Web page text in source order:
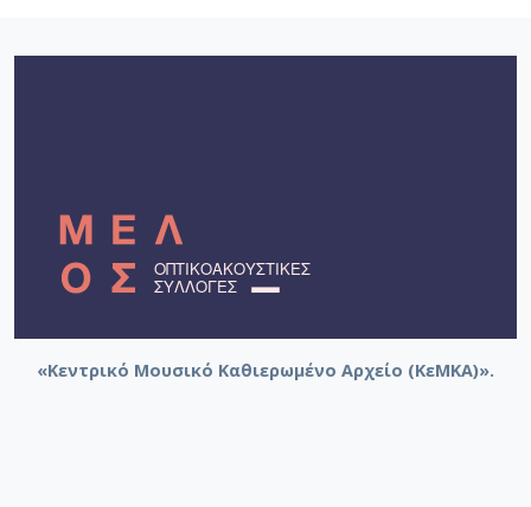
«Κεντρικό Μουσικό Καθιερωμένο Αρχείο (ΚεΜΚΑ)».